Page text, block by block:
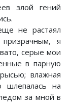
злой гений
не растаял
я
серые мои
в парную
влажная
шлепалась на
за мной в